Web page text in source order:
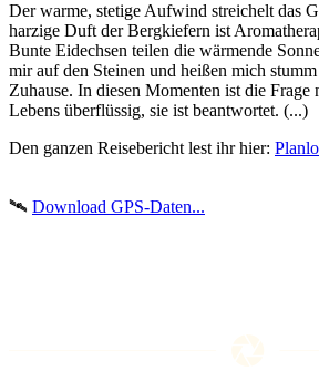
Der warme, stetige Aufwind streichelt das
harzige Duft der Bergkiefern ist
Bunte Eidechsen teilen die wärmende
mir auf den Steinen und heißen mich
Zuhause. In diesen Momenten ist die Frage
Lebens überflüssig, sie ist beantwortet. (...)
Den ganzen Reisebericht lest ihr hier:
🛰️ Download GPS-Daten...